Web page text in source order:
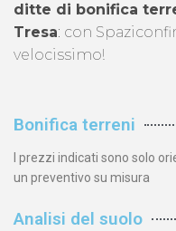
ditte di bonifica
Tresa: con
velocissimo!
Bonifica terreni
I prezzi indicati sono solo
un preventivo su misura
Analisi del suolo